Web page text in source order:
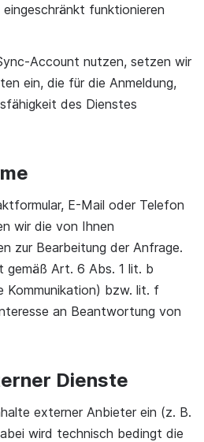
funktionieren
Account nutzen, setzen wir
ein, die für die Anmeldung,
des Dienstes
E-Mail oder Telefon
wir die von Ihnen
zur Bearbeitung der Anfrage.
gemäß Art. 6 Abs. 1 lit. b
Kommunikation) bzw. lit. f
an Beantwortung von
Dienste
externer Anbieter ein (z. B.
wird technisch bedingt die